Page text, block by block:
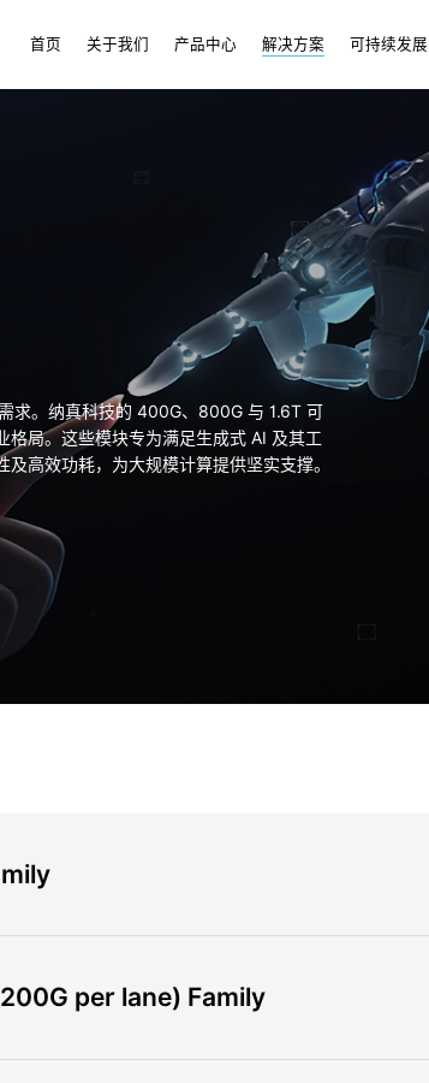
首页 关于我们 产品中心 解决方案 可持续发展
求。纳真科技的 400G、800G 与 1.6T 可
局。这些模块专为满足生成式 AI 及其工
高效功耗，为大规模计算提供坚实支撑。
per lane) Family